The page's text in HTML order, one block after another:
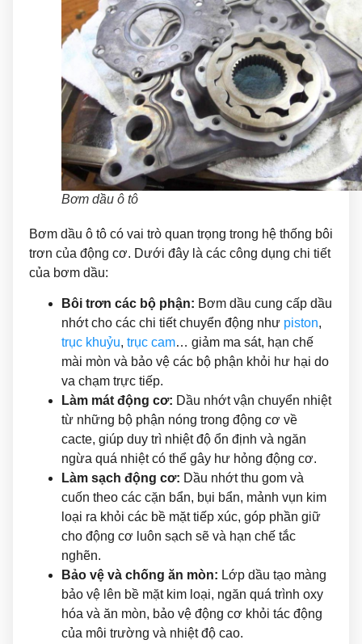
Bơm dầu ô tô
Bơm dầu ô tô có vai trò quan trọng trong hệ thống bôi
trơn của động cơ. Dưới đây là các công dụng chi tiết
của bơm dầu:
Bôi trơn các bộ phận: Bơm dầu cung cấp dầu
nhớt cho các chi tiết chuyển động như piston,
trục khuỷu, trục cam… giảm ma sát, hạn chế
mài mòn và bảo vệ các bộ phận khỏi hư hại do
va chạm trực tiếp.
Làm mát động cơ: Dầu nhớt vận chuyển nhiệt
từ những bộ phận nóng trong động cơ về
cacte, giúp duy trì nhiệt độ ổn định và ngăn
ngừa quá nhiệt có thể gây hư hỏng động cơ.
Làm sạch động cơ: Dầu nhớt thu gom và
cuốn theo các cặn bẩn, bụi bẩn, mảnh vụn kim
loại ra khỏi các bề mặt tiếp xúc, góp phần giữ
cho động cơ luôn sạch sẽ và hạn chế tắc
nghẽn.
Bảo vệ và chống ăn mòn: Lớp dầu tạo màng
bảo vệ lên bề mặt kim loại, ngăn quá trình oxy
hóa và ăn mòn, bảo vệ động cơ khỏi tác động
của môi trường và nhiệt độ cao.